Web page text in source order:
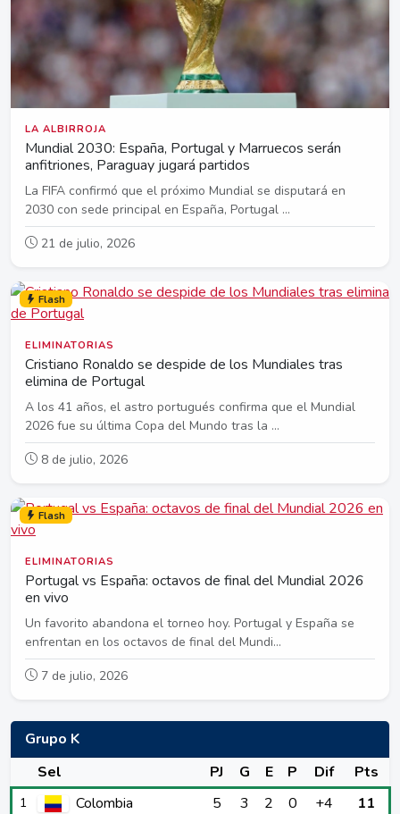
LA ALBIRROJA
Mundial 2030: España, Portugal y Marruecos serán
anfitriones, Paraguay jugará partidos
La FIFA confirmó que el próximo Mundial se disputará en
2030 con sede principal en España, Portugal ...
21 de julio, 2026
Flash
ELIMINATORIAS
Cristiano Ronaldo se despide de los Mundiales tras
elimina de Portugal
A los 41 años, el astro portugués confirma que el Mundial
2026 fue su última Copa del Mundo tras la ...
8 de julio, 2026
Flash
ELIMINATORIAS
Portugal vs España: octavos de final del Mundial 2026
en vivo
Un favorito abandona el torneo hoy. Portugal y España se
enfrentan en los octavos de final del Mundi...
7 de julio, 2026
Grupo K
Sel
PJ G E P Dif Pts
1 Colombia 5 3 2 0 +4 11